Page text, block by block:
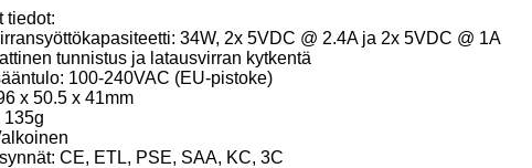
tiedot:
34W, 2x 5VDC @ 2.4A ja 2x 5VDC @ 1A
tunnistus ja latausvirran kytkentä
100-240VAC (EU-pistoke)
x 50.5 x 41mm
135g
CE, ETL, PSE, SAA, KC, 3C